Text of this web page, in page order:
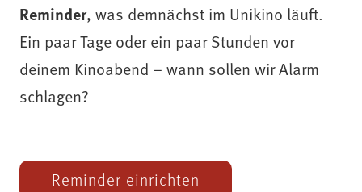
Reminder, was demnächst im Unikino läuft.
Ein paar Tage oder ein paar Stunden vor
deinem Kinoabend – wann sollen wir Alarm
schlagen?
Reminder einrichten